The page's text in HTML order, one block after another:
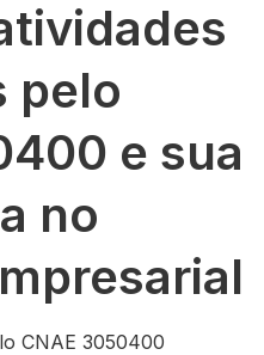
pelo
e sua
no
CNAE 3050400